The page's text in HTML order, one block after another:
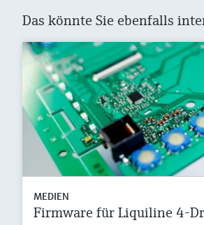
Das könnte Sie ebenfalls
MEDIEN
Firmware für Liquiline 4-